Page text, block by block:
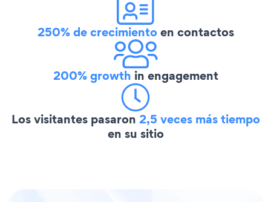
250% de crecimientoen contactos
200% growth in engagement
Los visitantes pasaron 2,5 veces más tiempo
en su sitio